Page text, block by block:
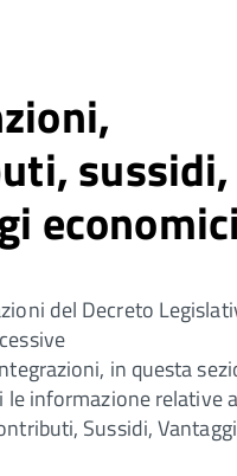
sussidi,
economici
del Decreto
in questa
le informazione relative
Sussidi, Vantaggi